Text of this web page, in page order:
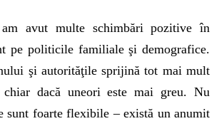
avut multe schimbări pozitive în
pe politicile familiale şi demografice.
şi autorităţile sprijină tot mai mult
dacă uneori este mai greu. Nu
sunt foarte flexibile – există un anumit